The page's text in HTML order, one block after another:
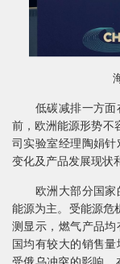
海
低碳减排一方面
前，欧洲能源形势不
司实验室经理陶娟
变化及产品发展现状
欧洲大部分国家
能源为主。受能源危
测显示，燃气产品
国均有较大的销售量